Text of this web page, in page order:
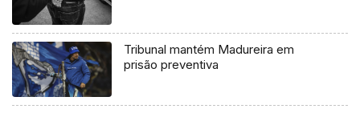
Tribunal mantém Madureira em
prisão preventiva